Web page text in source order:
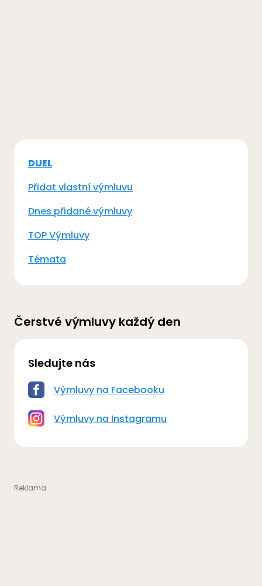
DUEL
Přidat vlastní výmluvu
Dnes přidané výmluvy
TOP Výmluvy
Témata
Čerstvé výmluvy každý den
Sledujte nás
Výmluvy na Facebooku
Výmluvy na Instagramu